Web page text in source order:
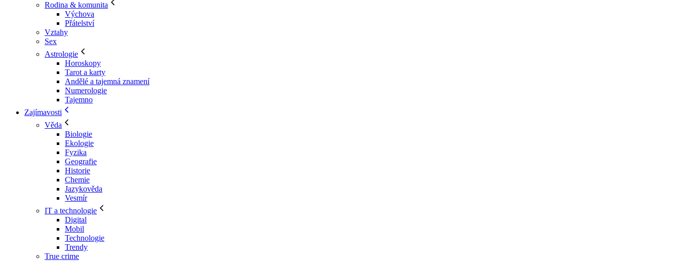
Rodina & komunita
Výchova
Přátelství
Vztahy
Sex
Astrologie
Horoskopy
Tarot a karty
Andělé a tajemná znamení
Numerologie
Tajemno
Zajímavosti
Věda
Biologie
Ekologie
Fyzika
Geografie
Historie
Chemie
Jazykověda
Vesmír
IT a technologie
Digital
Mobil
Technologie
Trendy
True crime